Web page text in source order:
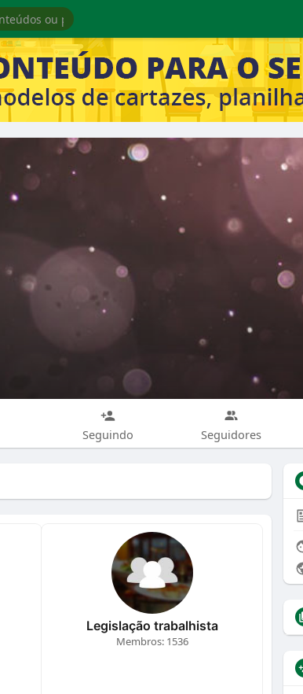
Seguindo Seguidores
Legislação trabalhista
Membros: 1536